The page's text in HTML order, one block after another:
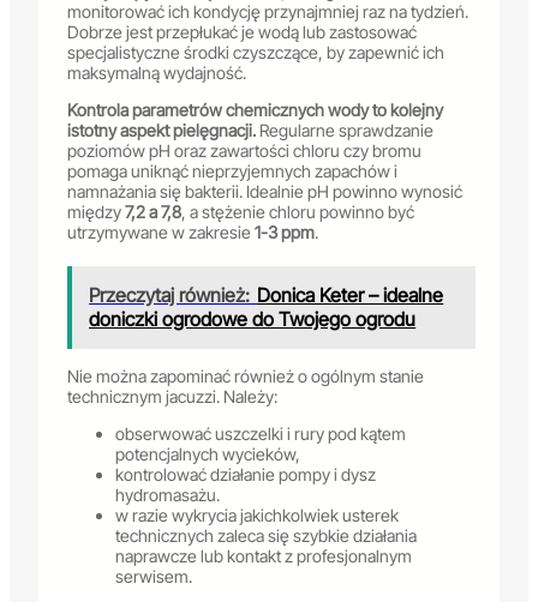
monitorować ich kondycję przynajmniej raz na tydzień.
Dobrze jest przepłukać je wodą lub zastosować
specjalistyczne środki czyszczące, by zapewnić ich
maksymalną wydajność.
Kontrola parametrów chemicznych wody to kolejny
istotny aspekt pielęgnacji. Regularne sprawdzanie
poziomów pH oraz zawartości chloru czy bromu
pomaga uniknąć nieprzyjemnych zapachów i
namnażania się bakterii. Idealnie pH powinno wynosić
między7,2 a 7,8, a stężenie chloru powinno być
utrzymywane w zakresie 1-3 ppm.
Przeczytaj również: Donica Keter – idealne
doniczki ogrodowe do Twojego ogrodu
Nie można zapominać również o ogólnym stanie
technicznym jacuzzi. Należy:
obserwować uszczelki i rury pod kątem
potencjalnych wycieków,
kontrolować działanie pompy i dysz
hydromasażu.
w razie wykrycia jakichkolwiek usterek
technicznych zaleca się szybkie działania
naprawcze lub kontakt z profesjonalnym
serwisem.